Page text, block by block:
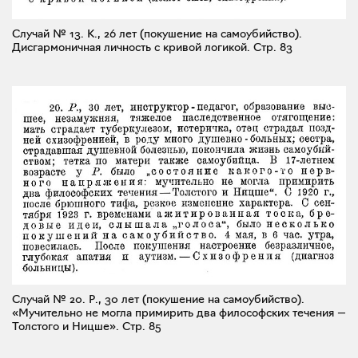
Случай № 13. К., 26 лет (покушение на самоубийство).
Дисгармоничная личность с кривой логикой. Стр. 83
Случай № 20. Р., 30 лет (покушение на самоубийство).
«Мучительно не могла примирить два философских течения —
Толстого и Ницше». Стр. 85